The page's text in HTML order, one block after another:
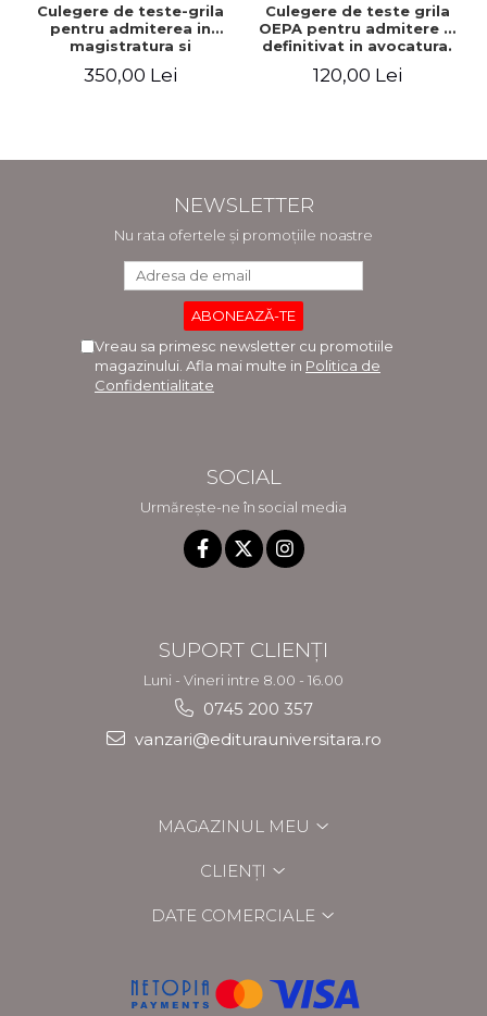
Culegere de teste-grila
pentru admiterea in
magistratura si
revizuita si adaugita -
350,00 Lei
Culegere de teste grila
OEPA pentru admitere si
definitivat in avocatura.
variantelor de raspuns.
120,00 Lei
NEWSLETTER
Nu rata ofertele și promoțiile noastre
Vreau sa primesc newsletter cu promotiile
magazinului. Afla mai multe in Politica de
Confidentialitate
SOCIAL
Urmărește-ne în social media
SUPORT CLIENȚI
Luni - Vineri intre 8.00 - 16.00
0745 200 357
vanzari@editurauniversitara.ro
MAGAZINUL MEU
CLIENȚI
DATE COMERCIALE